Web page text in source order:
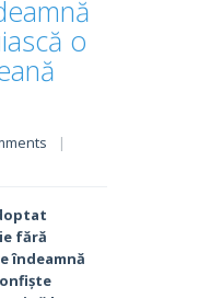
o
|
fără
îndeamnă